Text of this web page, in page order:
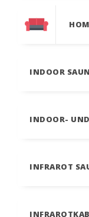
INDOOR
INDOOR-
INFRAROT